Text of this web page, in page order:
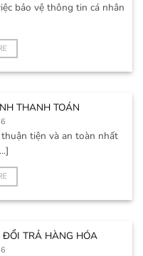
bảo vệ thông tin cá nhân
THANH TOÁN
tiện và an toàn nhất
TRẢ HÀNG HÓA